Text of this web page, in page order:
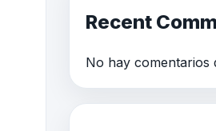
Recent
No hay comentarios